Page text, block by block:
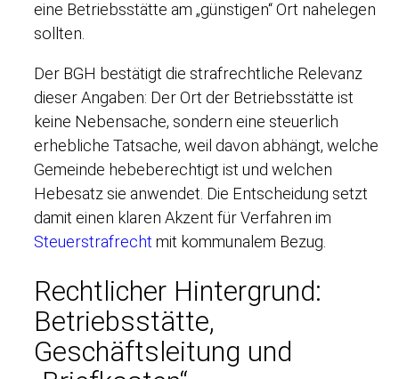
eine Betriebsstätte am „günstigen“ Ort nahelegen
sollten.
Der BGH bestätigt die strafrechtliche Relevanz
dieser Angaben: Der Ort der Betriebsstätte ist
keine Nebensache, sondern eine steuerlich
erhebliche Tatsache, weil davon abhängt, welche
Gemeinde hebeberechtigt ist und welchen
Hebesatz sie anwendet. Die Entscheidung setzt
damit einen klaren Akzent für Verfahren im
Steuerstrafrecht mit kommunalem Bezug.
Rechtlicher Hintergrund:
Betriebsstätte,
Geschäftsleitung und